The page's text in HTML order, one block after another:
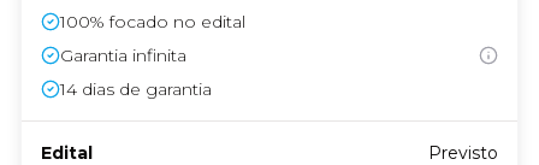
100% focado no edital
Garantia infinita
14 dias de garantia
Edital
Previsto